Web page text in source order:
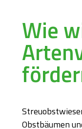
Wie
Obstbäumen